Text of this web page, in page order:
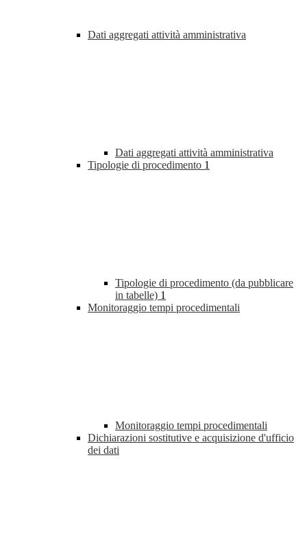
Dati aggregati attività amministrativa
Dati aggregati attività amministrativa
Tipologie di procedimento 1
Tipologie di procedimento (da pubblicare
in tabelle) 1
Monitoraggio tempi procedimentali
Monitoraggio tempi procedimentali
Dichiarazioni sostitutive e acquisizione d'ufficio
dei dati